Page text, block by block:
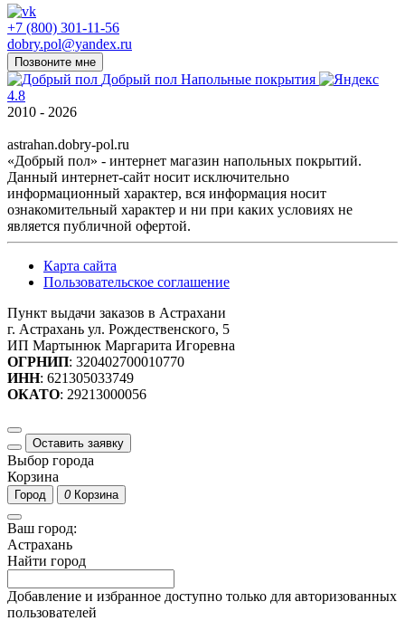
+7 (800) 301-11-56
dobry.pol@yandex.ru
Позвоните мне
Добрый пол Напольные покрытия
4.8
2010 - 2026
astrahan.dobry-pol.ru
«Добрый пол» - интернет магазин напольных покрытий.
Данный интернет-сайт носит исключительно
информационный характер, вся информация носит
ознакомительный характер и ни при каких условиях не
является публичной офертой.
Карта сайта
Пользовательское соглашение
Пункт выдачи заказов в Астрахани
г. Астрахань ул. Рождественского, 5
ИП Мартынюк Маргарита Игоревна
ОГРНИП: 320402700010770
ИНН: 621305033749
ОКАТО: 29213000056
Оставить заявку
Выбор города
Корзина
Город 0 Корзина
Ваш город:
Астрахань
Найти город
Добавление и избранное доступно только для авторизованных
пользователей